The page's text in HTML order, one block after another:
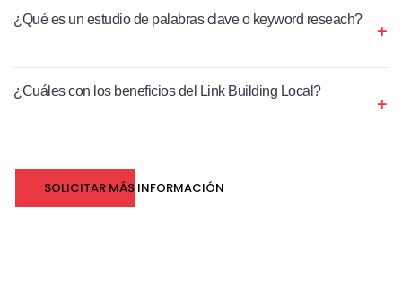
¿Qué es un estudio de palabras clave o keyword reseach?
¿Cuáles con los beneficios del Link Building Local?
SOLICITAR MÁS INFORMACIÓN